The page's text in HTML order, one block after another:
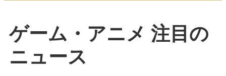
ゲーム・アニメ 注目の
ニュース